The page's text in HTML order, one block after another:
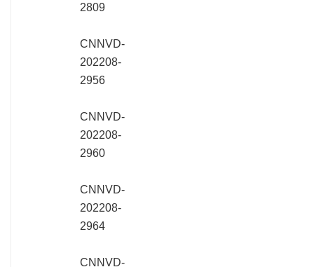
2809
CNNVD-
202208-
2956
CNNVD-
202208-
2960
CNNVD-
202208-
2964
CNNVD-